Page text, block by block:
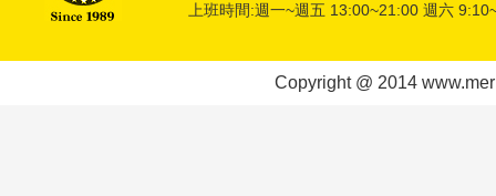
上班時間:週一~週五 13:00~21:00 週六
Copyright @ 2014